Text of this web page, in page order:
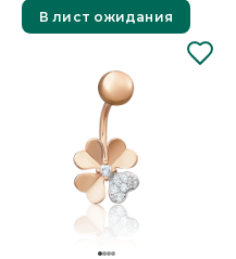
В лист ожидания